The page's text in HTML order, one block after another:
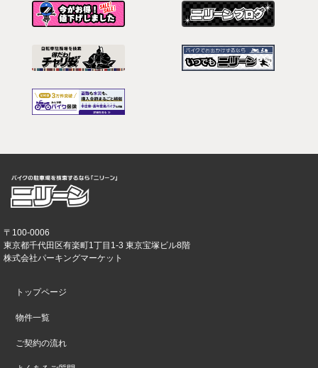
〒100-0006
東京都千代田区有楽町1丁目1-3 東京宝塚ビル8階
株式会社パーキングマーケット
トップページ
物件一覧
ご契約の流れ